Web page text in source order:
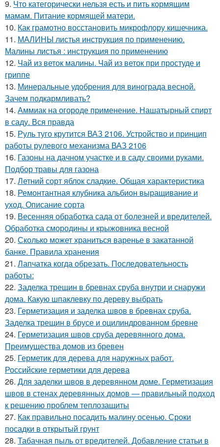
9. Что категорически нельзя есть и пить кормящим
мамам. Питание кормящей матери.
10. Как грамотно восстановить микрофлору кишечника.
11. МАЛИНЫ листья инструкция по применению.
Малины листья : инструкция по применению
12. Чай из веток малины. Чай из веток при простуде и
гриппе
13. Минеральные удобрения для винограда весной.
Зачем подкармливать?
14. Аммиак на огороде применение. Нашатырный спирт
в саду. Вся правда
15. Руль туго крутится ВАЗ 2106. Устройство и принцип
работы рулевого механизма ВАЗ 2106
16. Газоны на дачном участке и в саду своими руками.
Подбор травы для газона
17. Летний сорт яблок сладкие. Общая характеристика
18. Ремонтантная клубника альбион выращивание и
уход. Описание сорта
19. Весенняя обработка сада от болезней и вредителей.
Обработка смородины и крыжовника весной
20. Сколько может храниться варенье в закатанной
банке. Правила хранения
21. Лапчатка когда обрезать. Последовательность
работы:
22. Заделка трещин в бревнах сруба внутри и снаружи
дома. Какую шпаклевку по дереву выбрать
23. Герметизация и заделка швов в бревнах сруба.
Заделка трещин в брусе и оцилиндрованном бревне
24. Герметизация швов сруба деревянного дома.
Преимущества домов из бревен
25. Герметик для дерева для наружных работ.
Российские герметики для дерева
26. Для заделки швов в деревянном доме. Герметизация
швов в стенах деревянных домов — правильный подход
к решению проблем теплозащиты
27. Как правильно посадить малину осенью. Сроки
посадки в открытый грунт
28. Табачная пыль от вредителей. Добавление статьи в